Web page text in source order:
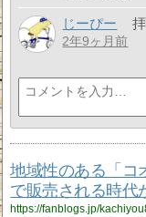
じーぴー
2年9ヶ月前
地域性のある「コ
で販売される時代
https://fanblogs.jp/